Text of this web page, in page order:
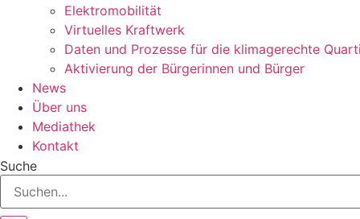
Elektromobilität
Virtuelles Kraftwerk
Daten und Prozesse für die klimagerechte
Aktivierung der Bürgerinnen und Bürger
News
Über uns
Mediathek
Kontakt
Suche